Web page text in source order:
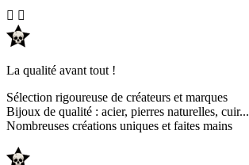
 
La qualité avant tout !
Sélection rigoureuse de créateurs et marques
Bijoux de qualité : acier, pierres naturelles, cuir...
Nombreuses créations uniques et faites mains